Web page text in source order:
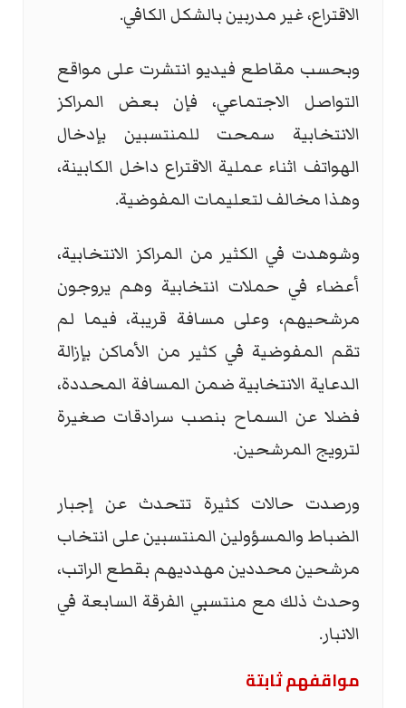
الاقتراع، غير مدربين بالشكل الكافي. ‏
‏وبحسب مقاطع فيديو انتشرت على مواقع
التواصل الاجتماعي، فإن بعض المراكز
الانتخابية سمحت للمنتسبين بإدخال
الهواتف اثناء عملية الاقتراع داخل الكابينة،
وهذا مخالف لتعليمات المفوضية. ‏
وشوهدت في الكثير من المراكز الانتخابية،
أعضاء في حملات انتخابية وهم ‏يروجون
مرشحيهم، وعلى مسافة قريبة، فيما لم
تقم المفوضية في كثير من الأماكن بإزالة
الدعاية الانتخابية ضمن المسافة ‏المحددة،
فضلا عن السماح بنصب سرادقات صغيرة
لترويج المرشحين. ‏
ورصدت حالات كثيرة تتحدث عن إجبار
الضباط والمسؤولين المنتسبين على انتخاب
‏مرشحين محددين مهدديهم بقطع الراتب،
وحدث ذلك مع منتسبي الفرقة السابعة في
الانبار.
مواقفهم ثابتة